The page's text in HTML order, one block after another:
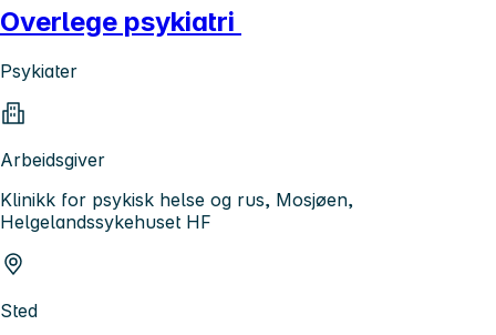
Overlege psykiatri
Psykiater
Arbeidsgiver
Klinikk for psykisk helse og rus, Mosjøen,
Helgelandssykehuset HF
Sted